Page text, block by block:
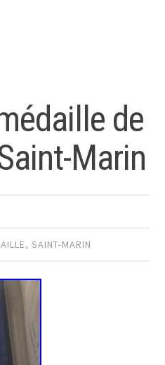
de
Marin
,SAINT-MARIN